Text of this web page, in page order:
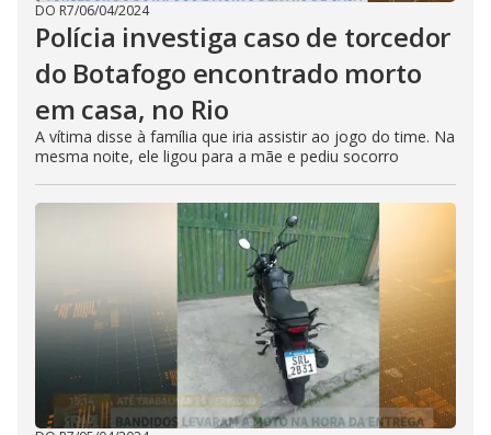
DO R7/06/04/2024
Polícia investiga caso de torcedor
do Botafogo encontrado morto
em casa, no Rio
A vítima disse à família que iria assistir ao jogo do time. Na
mesma noite, ele ligou para a mãe e pediu socorro